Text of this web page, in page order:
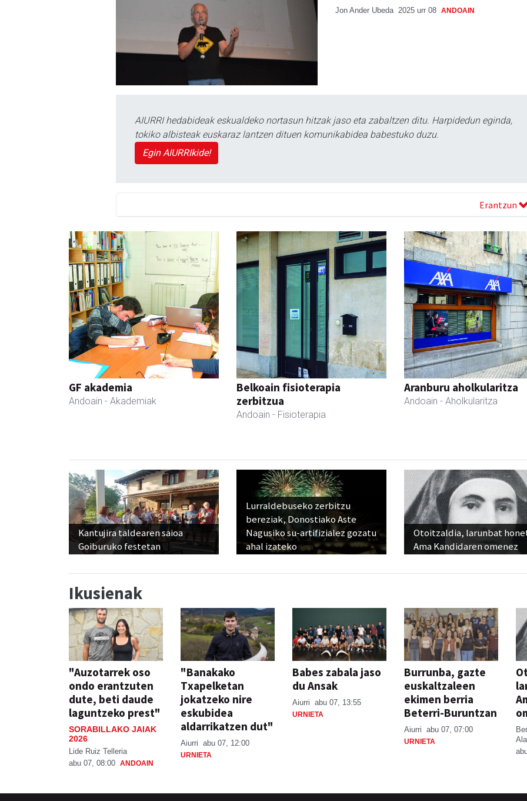
Jon Ander Ubeda 2025 urr 08 ANDOAIN
AIURRI hedabideak eskualdeko nortasun hitzak jaso eta zabaltzen ditu. Harpidedun eginda,
tokiko albisteak euskaraz lantzen dituen komunikabidea babestuko duzu.
Egin AIURRIkide!
Erantzun
GF akademia
Andoain - Akademiak
Belkoain fisioterapia
zerbitzua
Andoain - Fisioterapia
Aranburu aholkularitza
Andoain - Aholkularitza
Kantujira taldearen saioa
Goiburuko festetan
Lurraldebuseko zerbitzu
bereziak, Donostiako Aste
Nagusiko su-artifizialez gozatu
ahal izateko
Otoitzaldia, larunbat
Ama Kandidaren omenez
Ikusienak
"Auzotarrek oso
ondo erantzuten
dute, beti daude
laguntzeko prest"
SORABILLAKO JAIAK
2026
Lide Ruiz Telleria
abu 07, 08:00 ANDOAIN
"Banakako
Txapelketan
jokatzeko nire
eskubidea
aldarrikatzen dut"
Aiurri abu 07, 12:00
URNIETA
Babes zabala jaso
du Ansak
Aiurri abu 07, 13:55
URNIETA
Burrunba, gazte
euskaltzaleen
ekimen berria
Beterri-Buruntzan
Aiurri abu 07, 07:00
URNIETA